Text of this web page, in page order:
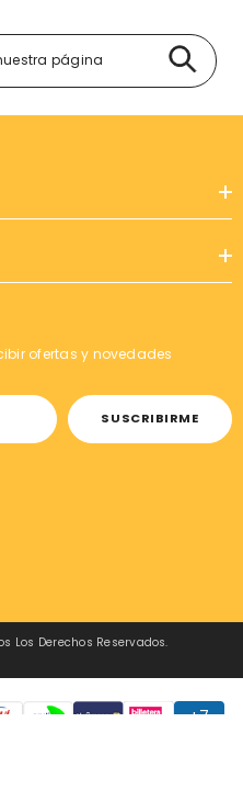
ofertas y novedades
SUSCRIBIRME
Los Derechos Reservados.